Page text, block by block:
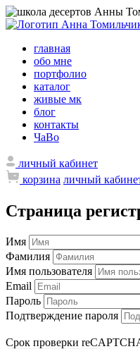
главная
обо мне
портфолио
каталог
живые мк
блог
контакты
ЧаВо
личный кабинет
корзина личный
Страница
Имя
Фамилия
Имя пользователя
Email
Пароль
Подтверждение пароля
Срок проверки